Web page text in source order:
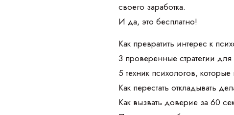
своего заработка.
И да, это бесплатно!
Как превратить интерес к
3 проверенные стратегии
5 техник психологов,
Как перестать откладывать
Как вызвать доверие за 60